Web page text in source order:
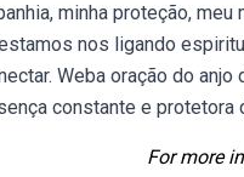
minha proteção,
nos ligando
Weba oração do
constante e protetora
For more